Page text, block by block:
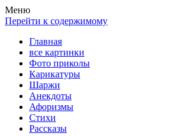
Весела хата — прикольные картинки,
клипы!
Покажем всем ваши фото приколы,
рассказы, видео и песни!
Меню
Перейти к содержимому
Главная
все картинки
Фото приколы
Карикатуры
Шаржи
Анекдоты
Афоризмы
Стихи
Рассказы